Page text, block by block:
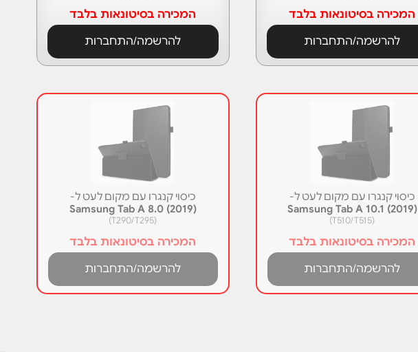
כיסוי קנגרו עם מקום לעט ל-
Samsung Tab A 10.1 (2019)
(T510/T515)
המכירה בסיטונאות בלבד
להרשמה/התחברות
המכירה בסיטונאות בלבד
להרשמה/התחברות
כיסוי קנגרו עם מקום לעט ל-
Samsung Tab A 8.0 (2019)
(T290/T295)
המכירה בסיטונאות בלבד
להרשמה/התחברות
המכירה בסיטונאות בלבד
להרשמה/התחברות